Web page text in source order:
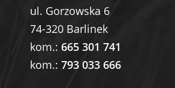
ul. Gorzowska 6
74-320 Barlinek
kom.: 665 301 741
kom.: 793 033 666